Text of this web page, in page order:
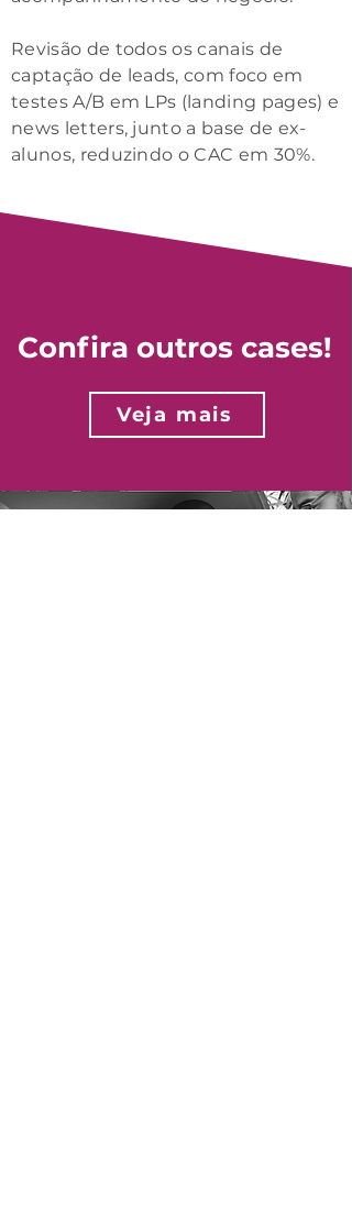
Revisão de todos os canais de
captação de leads, com foco em
testes A/B em LPs (landing pages) e
news letters, junto a base de ex-
alunos, reduzindo o CAC em 30%.
Confira outros cases!
Veja mais